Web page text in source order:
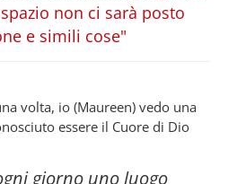
non ci sarà posto
e simili cose"
volta, io (Maureen) vedo una
essere il Cuore di Dio
giorno uno luogo